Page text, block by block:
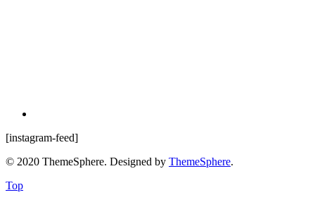
[instagram-feed]
© 2020 ThemeSphere. Designed by ThemeSphere.
Top